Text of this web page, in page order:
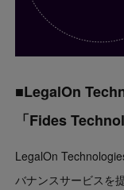
■LegalOn
「Fides
LegalOn
バナンスサービスを